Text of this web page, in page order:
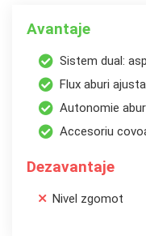
Avantaje
Sistem dual:
Flux aburi
Autonomie
Accesoriu
Dezavantaje
Nivel zgomot